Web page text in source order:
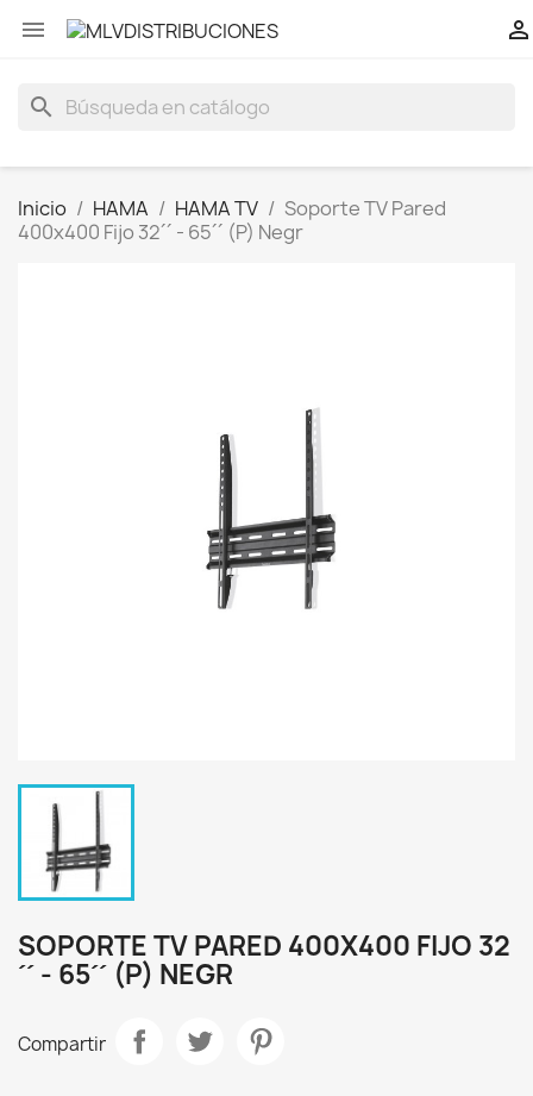
 
search
Inicio HAMA HAMA TV
Soporte TV Pared
400x400 Fijo 32´´ - 65´´ (P) Negr
SOPORTE TV PARED 400X400 FIJO 32
´´ - 65´´ (P) NEGR
Compartir